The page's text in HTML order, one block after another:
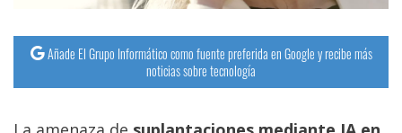
Añade El Grupo Informático como fuente preferida en Google y recibe más
noticias sobre tecnología